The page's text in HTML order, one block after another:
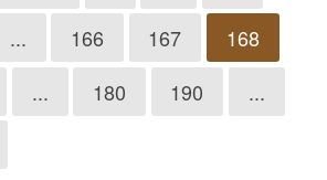
... 166 167
168
... 180 190
...